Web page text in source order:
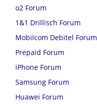
o2 Forum
1&1 Drillisch Forum
Mobilcom Debitel Forum
Prepaid Forum
iPhone Forum
Samsung Forum
Huawei Forum